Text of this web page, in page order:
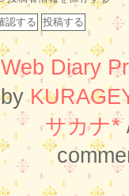
Web Diary
by
サカナ*